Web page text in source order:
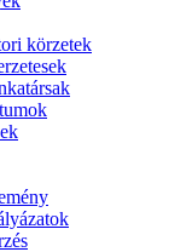
körzetek